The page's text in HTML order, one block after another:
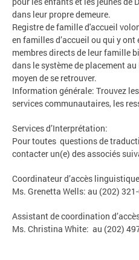
dans leur propre demeure.
Registre de famille d'accueil
en familles d’accueil ou qui y
membres directs de leur famille
dans le système de placement
moyen de se retrouver.
Information générale: Trouvez
services communautaires, les
Services d’Interprétation:
Pour toutes questions de
contacter un(e) des associés
Coordinateur d’accès
Ms. Grenetta Wells: au (202)
Assistant de coordination
Ms. Christina White: au (202)